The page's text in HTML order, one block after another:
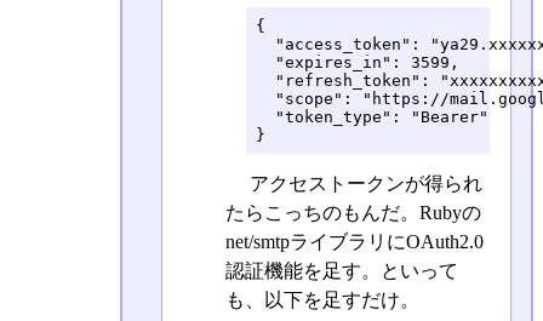
{
"access_token":
  "expires_in": 3599,
"refresh_token":
"scope": "https://
  "token_type": "Bearer"
}
アクセストークンが得られ
たらこっちのもんだ。Rubyの
net/smtpライブラリにOAuth2.0
認証機能を足す。といって
も、以下を足すだけ。